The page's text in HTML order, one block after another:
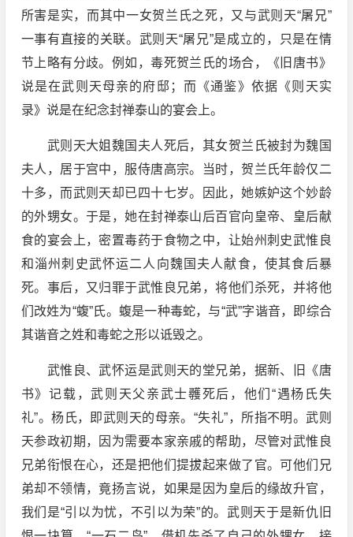
所害是实，而其中一女贺兰氏之死，又与武则天“屠兄”
一事有直接的关联。武则天“屠兄”是成立的，只是在情
节上略有分歧。例如，毒死贺兰氏的场合，《旧唐书》
说是在武则天母亲的府邸；而《通鉴》依据《则天实
录》说是在纪念封禅泰山的宴会上。
武则天大姐魏国夫人死后，其女贺兰氏被封为魏国
夫人，居于宫中，服侍唐高宗。当时，贺兰氏年龄仅二
十多，而武则天却已四十七岁。因此，她嫉妒这个妙龄
的外甥女。于是，她在封禅泰山后百官向皇帝、皇后献
食的宴会上，密置毒药于食物之中，让始州刺史武惟良
和淄州刺史武怀运二人向魏国夫人献食，使其食后暴
死。事后，又归罪于武惟良兄弟，将他们杀死，并将他
们改姓为“蝮”氏。蝮是一种毒蛇，与“武”字谐音，即综合
其谐音之姓和毒蛇之形以诋毁之。
武惟良、武怀运是武则天的堂兄弟，据新、旧《唐
书》记载，武则天父亲武士彠死后，他们“遇杨氏失
礼”。杨氏，即武则天的母亲。“失礼”，所指不明。武则
天参政初期，因为需要本家亲戚的帮助，尽管对武惟良
兄弟衔恨在心，还是把他们提拔起来做了官。可他们兄
弟却不领情，竟扬言说，如果是因为皇后的缘故升官，
我们是“引以为忧，不引以为荣”的。武则天于是新仇旧